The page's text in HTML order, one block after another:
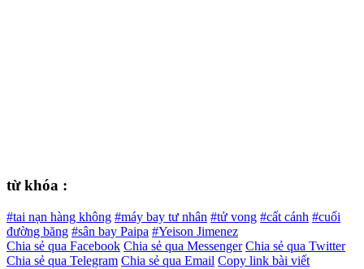
từ khóa :
#tai nạn hàng không #máy bay tư nhân #tử vong #cất cánh #cuối
đường băng #sân bay Paipa #Yeison Jimenez
Chia sẻ qua Facebook Chia sẻ qua Messenger Chia sẻ qua Twitter
Chia sẻ qua Telegram Chia sẻ qua Email Copy link bài viết